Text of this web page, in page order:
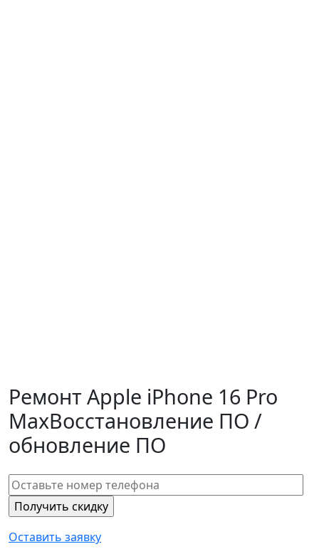
Ремонт Apple iPhone 16 Pro
MaxВосстановление ПО /
обновление ПО
Оставить заявку